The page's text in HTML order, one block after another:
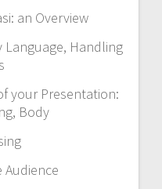
an Overview
Language, Handling
your Presentation:
Body
Audience